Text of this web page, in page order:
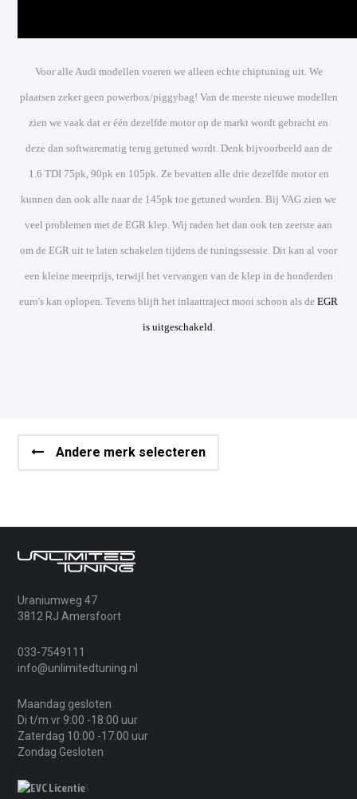
Voor alle Audi modellen voeren we alleen echte chiptuning uit. We
plaatsen zeker geen powerbox/piggybag! Van de meeste nieuwe modellen
zien we vaak dat er één dezelfde motor op de markt wordt gebracht en
deze dan softwarematig terug getuned wordt. Denk bijvoorbeeld aan de
1.6 TDI 75pk, 90pk en 105pk. Ze bevatten alle drie dezelfde motor en
kunnen dan ook alle naar de 145pk toe getuned worden. Bij VAG zien we
veel problemen met de EGR klep. Wij raden het dan ook ten zeerste aan
om de EGR uit te laten schakelen tijdens de tuningssessie. Dit kan al voor
een kleine meerprijs, terwijl het vervangen van de klep in de honderden
euro's kan oplopen. Tevens blijft het inlaattraject mooi schoon als de EGR
is uitgeschakeld.
Andere merk selecteren
Uraniumweg 47
3812 RJ Amersfoort
033-7549111
info@unlimitedtuning.nl
Maandag gesloten
Di t/m vr 9:00 -18:00 uur
Zaterdag 10:00 -17:00 uur
Zondag Gesloten